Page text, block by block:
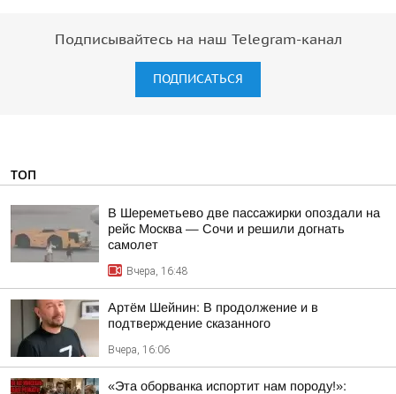
Подписывайтесь на наш Telegram-канал
ПОДПИСАТЬСЯ
ТОП
В Шереметьево две пассажирки опоздали на
рейс Москва — Сочи и решили догнать
самолет
Вчера, 16:48
Артём Шейнин: В продолжение и в
подтверждение сказанного
Вчера, 16:06
«Эта оборванка испортит нам породу!»: